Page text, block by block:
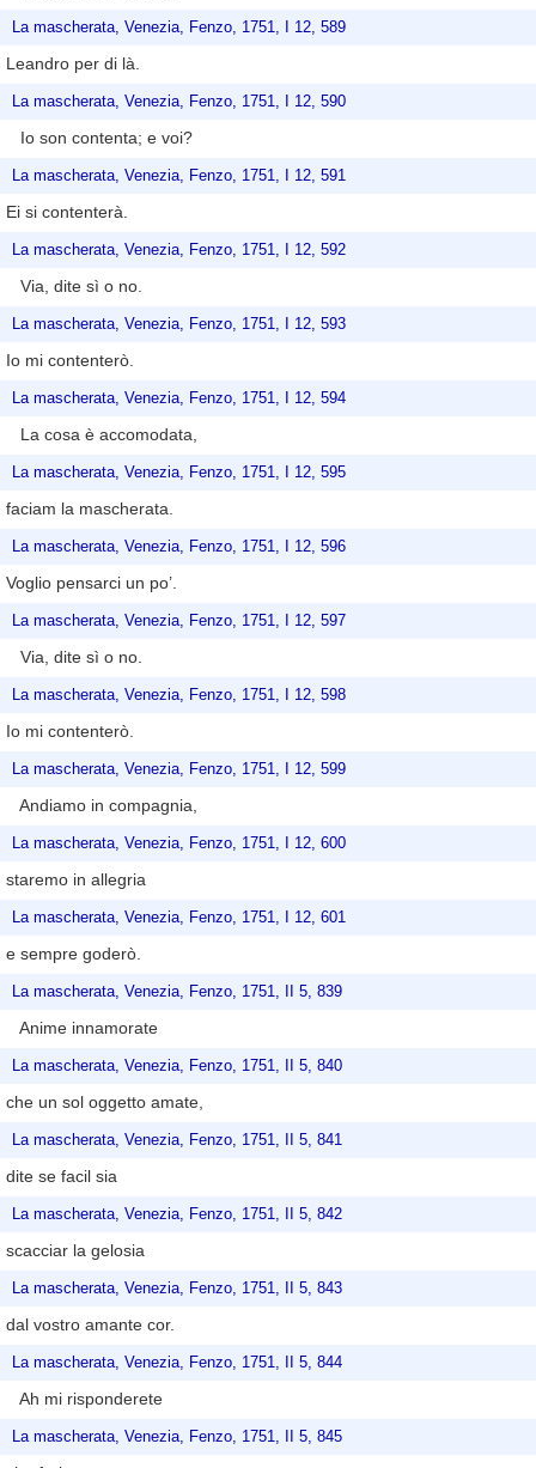
La mascherata, Venezia, Fenzo, 1751, I 12, 589
Leandro per di là.
La mascherata, Venezia, Fenzo, 1751, I 12, 590
Io son contenta; e voi?
La mascherata, Venezia, Fenzo, 1751, I 12, 591
Ei si contenterà.
La mascherata, Venezia, Fenzo, 1751, I 12, 592
Via, dite sì o no.
La mascherata, Venezia, Fenzo, 1751, I 12, 593
Io mi contenterò.
La mascherata, Venezia, Fenzo, 1751, I 12, 594
La cosa è accomodata,
La mascherata, Venezia, Fenzo, 1751, I 12, 595
faciam la mascherata.
La mascherata, Venezia, Fenzo, 1751, I 12, 596
Voglio pensarci un po’.
La mascherata, Venezia, Fenzo, 1751, I 12, 597
Via, dite sì o no.
La mascherata, Venezia, Fenzo, 1751, I 12, 598
Io mi contenterò.
La mascherata, Venezia, Fenzo, 1751, I 12, 599
Andiamo in compagnia,
La mascherata, Venezia, Fenzo, 1751, I 12, 600
staremo in allegria
La mascherata, Venezia, Fenzo, 1751, I 12, 601
e sempre goderò.
La mascherata, Venezia, Fenzo, 1751, II 5, 839
Anime innamorate
La mascherata, Venezia, Fenzo, 1751, II 5, 840
che un sol oggetto amate,
La mascherata, Venezia, Fenzo, 1751, II 5, 841
dite se facil sia
La mascherata, Venezia, Fenzo, 1751, II 5, 842
scacciar la gelosia
La mascherata, Venezia, Fenzo, 1751, II 5, 843
dal vostro amante cor.
La mascherata, Venezia, Fenzo, 1751, II 5, 844
Ah mi risponderete
La mascherata, Venezia, Fenzo, 1751, II 5, 845